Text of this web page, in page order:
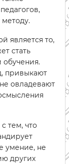
является то,
стать
привыкают
овладевают
тем, что
умение, не
других